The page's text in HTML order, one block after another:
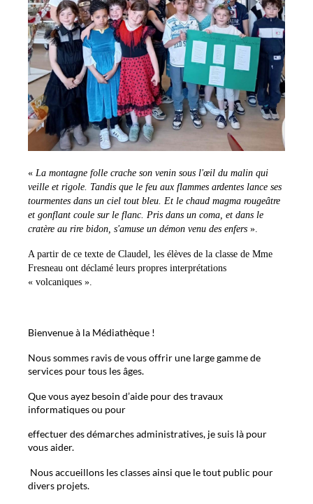
« La montagne folle crache son venin sous l'œil du malin qui
veille et rigole. Tandis que le feu aux flammes ardentes lance ses
tourmentes dans un ciel tout bleu. Et le chaud magma rougeâtre
et gonflant coule sur le flanc. Pris dans un coma, et dans le
cratère au rire bidon, s'amuse un démon venu des enfers ».
A partir de ce texte de Claudel, les élèves de la classe de Mme
Fresneau ont déclamé leurs propres interprétations
« volcaniques ».
Bienvenue à la Médiathèque !
Nous sommes ravis de vous offrir une large gamme de
services pour tous les âges.
Que vous ayez besoin d’aide pour des travaux
informatiques ou pour
effectuer des démarches administratives, je suis là pour
vous aider.
Nous accueillons les classes ainsi que le tout public pour
divers projets.